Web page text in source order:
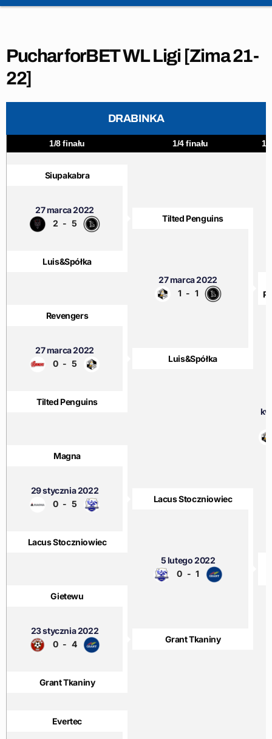
Puchar forBET WL Ligi [Zima 21-
22]
DRABINKA
1/8 finału 1/4 finału 1/
Siupakabra
27 marca 2022
2 - 5 Tilted Penguins
27 marca 2022
1 - 1
Luis&Spółka
Revengers
27 marca 2022
0 - 5 Luis&Spółka
Tilted Penguins
Magna
29 stycznia 2022
0 - 5 Lacus Stoczniowiec
5 lutego 2022
0 - 1
Lacus Stoczniowiec
Gietewu
23 stycznia 2022
0 - 4 Grant Tkaniny
Grant Tkaniny
Evertec